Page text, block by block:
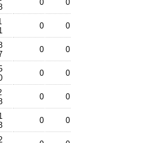
0 0
0 0
0 0
0 0
0 0
0 0